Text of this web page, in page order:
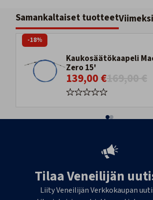
Samankaltaiset tuotteet
Kaukosäätökaapeli
Zero 15'
139,00 €169,00 €
-18%
Tilaa Veneilijän
Liity Veneilijän Verkkokaupan